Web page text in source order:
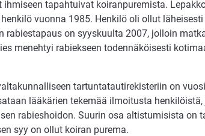
tapahtuivat koiranpuremista.
vuonna 1985. Henkilö oli ollut
rabiestapaus on syyskuulta 2007, jolloin
menehtyi rabiekseen todennäköisesti
tartuntatautirekisteriin on
lääkärien tekemää ilmoitusta
rabieshoidon. Suurin osa altistumisista on
syy on ollut koiran purema.